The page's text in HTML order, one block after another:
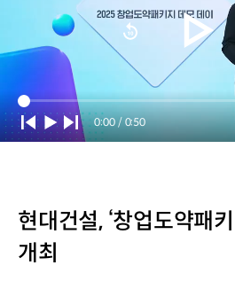
Current
Time
0:00 / Duration
0:50
현대건설, ‘창업도약패
개최